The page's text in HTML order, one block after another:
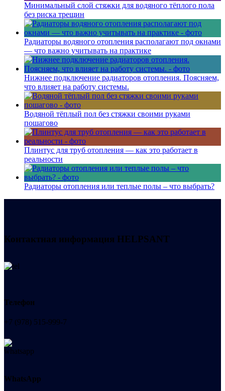
Минимальный слой стяжки для водяного тёплого пола
без риска трещин
Радиаторы водяного отопления располагают под окнами
— что важно учитывать на практике
Нижнее подключение радиаторов отопления. Поясняем,
что влияет на работу системы.
Водяной тёплый пол без стяжки своими руками
пошагово
Плинтус для труб отопления — как это работает в
реальности
Радиаторы отопления или теплые полы – что выбрать?
Контактная информация HELPSANT
Телефон
+7 (978) 515-999-7
WhatsApp